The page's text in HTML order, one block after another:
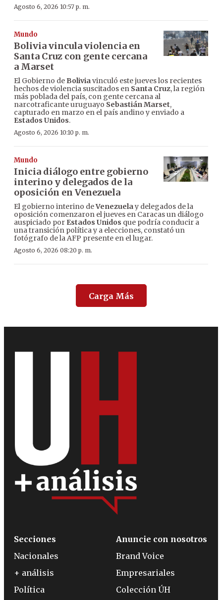
Agosto 6, 2026 10:57 p. m.
Mundo
Bolivia vincula violencia en
Santa Cruz con gente cercana
a Marset
El Gobierno de Boliviavinculó este jueves los recientes
hechos de violencia suscitados en Santa Cruz, la región
más poblada del país, con gente cercana al
narcotraficante uruguayo Sebastián Marset,
capturado en marzo en el país andino y enviado a
Estados Unidos.
Agosto 6, 2026 10:10 p. m.
Mundo
Inicia diálogo entre gobierno
interino y delegados de la
oposición en Venezuela
El gobierno interino deVenezuelay delegados de la
oposición comenzaron el jueves en Caracas un diálogo
auspiciado por Estados Unidos que podría conducir a
una transición política y a elecciones, constató un
fotógrafo de la AFP presente en el lugar.
Agosto 6, 2026 08:20 p. m.
Carga Más
Secciones
Nacionales
+ análisis
Política
Anuncie con nosotros
Brand Voice
Empresariales
Colección ÚH